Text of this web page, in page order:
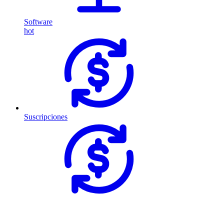
Software
hot
Suscripciones